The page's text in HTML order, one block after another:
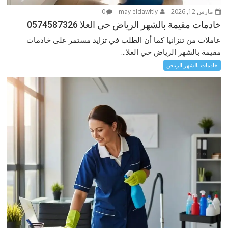
مارس 12, 2026 may eldawltly
0
خادمات مقيمة بالشهر الرياض حي العلا 0574587326
عاملات من تنزانيا كما أن الطلب في تزايد مستمر على خادمات
مقيمة بالشهر الرياض حي العلا...
خادمات بالشهر الرياض